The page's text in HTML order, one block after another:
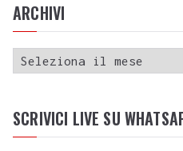
ARCHIVI
SCRIVICI LIVE SU